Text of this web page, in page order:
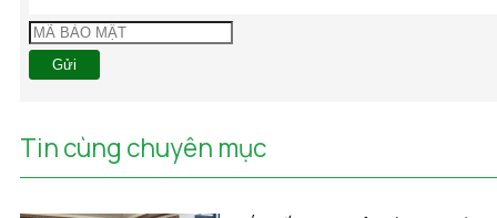
Gửi
Tin cùng chuyên mục